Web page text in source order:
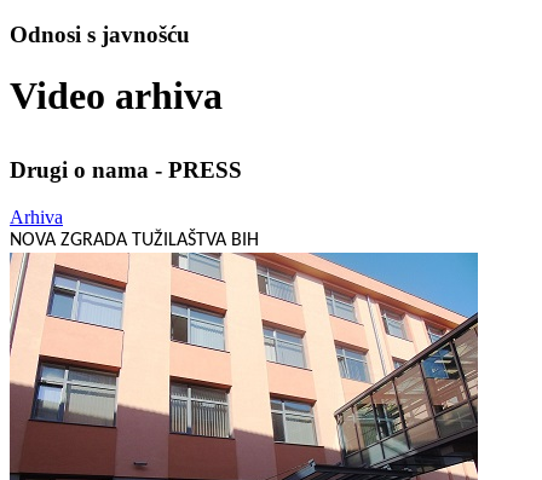
Odnosi s javnošću
Video arhiva
Drugi o nama - PRESS
Arhiva
NOVA ZGRADA TUŽILAŠTVA BIH